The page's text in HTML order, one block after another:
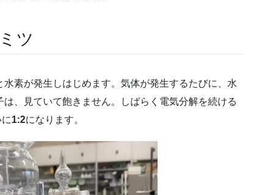
ツ
素が発生しはじめます。気体が発生するたびに、水
、見ていて飽きません。しばらく電気分解を続ける
1:2になります。